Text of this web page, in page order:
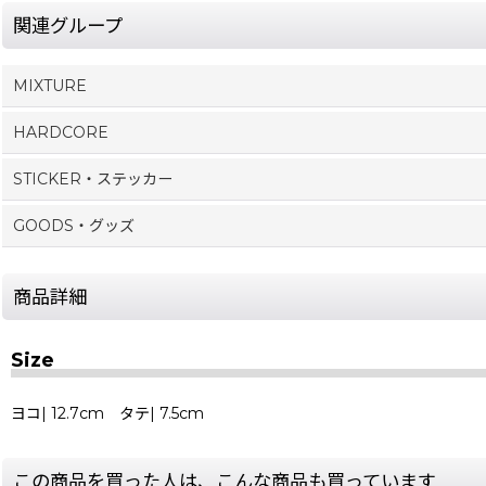
関連グループ
MIXTURE
HARDCORE
STICKER・ステッカー
GOODS・グッズ
商品詳細
Size
ヨコ| 12.7cm タテ| 7.5cm
この商品を買った人は、こんな商品も買っています